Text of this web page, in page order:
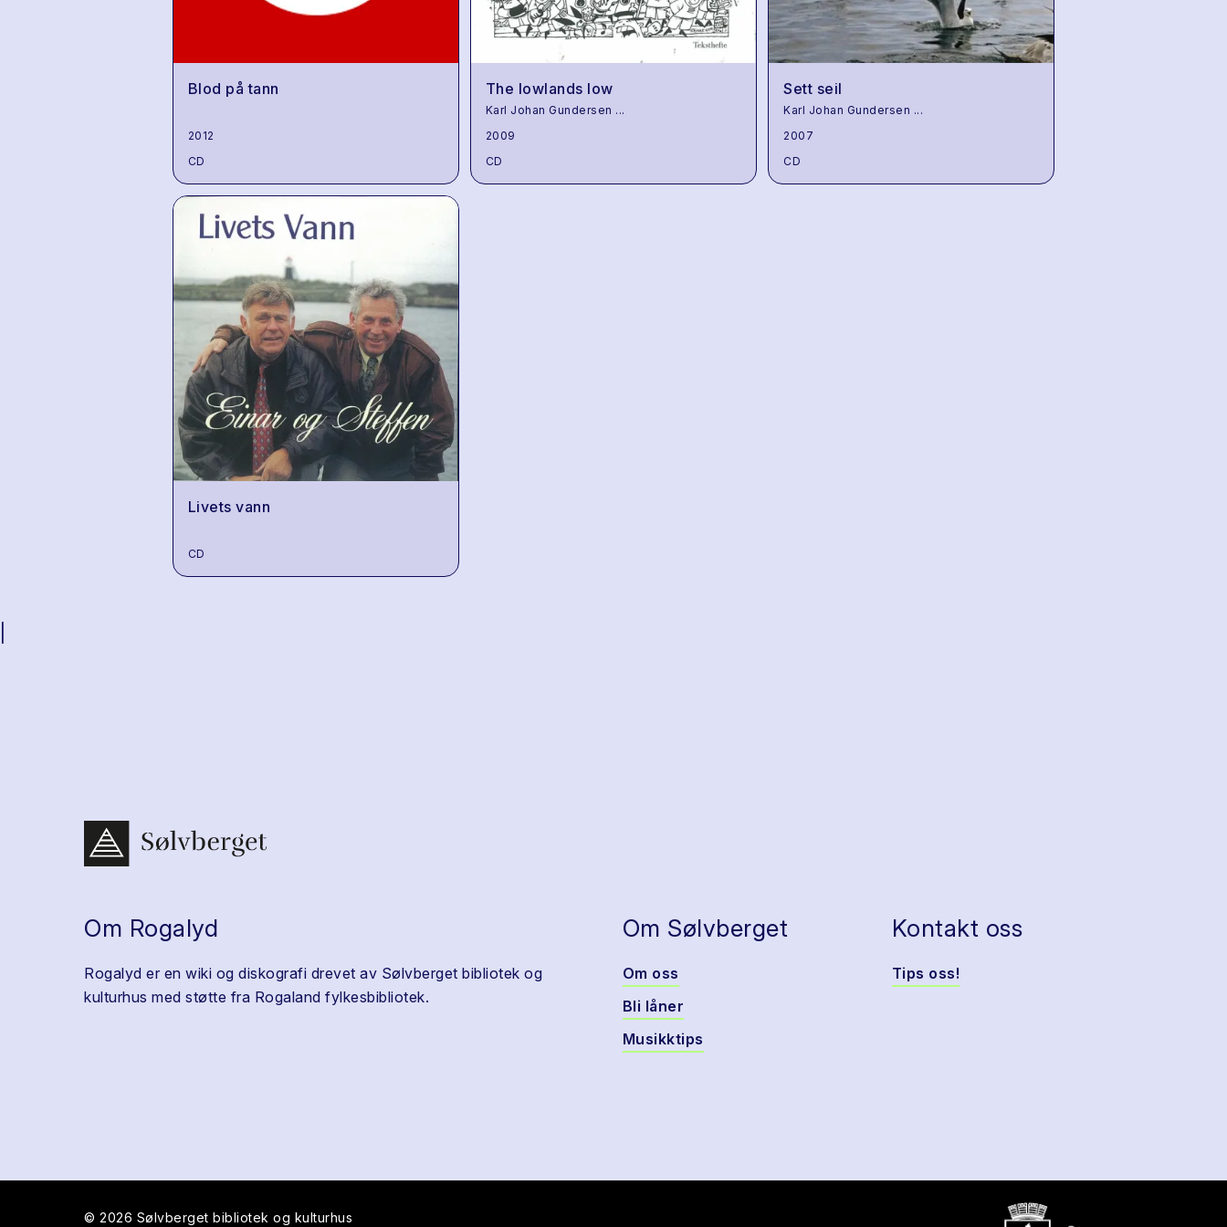
Blod på tann
2012
CD
The lowlands low
Karl Johan Gundersen ...
2009
CD
Sett seil
Karl Johan Gundersen ...
2007
CD
Livets vann
CD
Om Rogalyd
Rogalyd er en wiki og diskografi drevet av Sølvberget bibliotek og
kulturhus med støtte fra Rogaland fylkesbibliotek.
Om Sølvberget
Om oss
Bli låner
Musikktips
Kontakt oss
Tips oss!
© 2026 Sølvberget bibliotek og kulturhus